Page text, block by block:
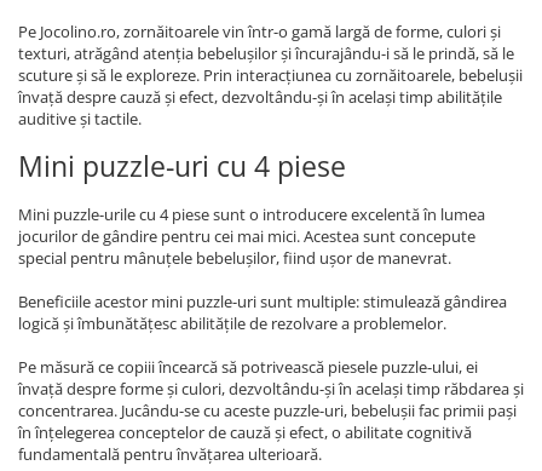
Pe Jocolino.ro, zornăitoarele vin într-o gamă largă de forme, culori și
texturi, atrăgând atenția bebelușilor și încurajându-i să le prindă, să le
scuture și să le exploreze. Prin interacțiunea cu zornăitoarele, bebelușii
învață despre cauză și efect, dezvoltându-și în același timp abilitățile
auditive și tactile.
Mini puzzle-uri cu 4 piese
Mini puzzle-urile cu 4 piese sunt o introducere excelentă în lumea
jocurilor de gândire pentru cei mai mici. Acestea sunt concepute
special pentru mânuțele bebelușilor, fiind ușor de manevrat.
Beneficiile acestor mini puzzle-uri sunt multiple: stimulează gândirea
logică și îmbunătățesc abilitățile de rezolvare a problemelor.
Pe măsură ce copiii încearcă să potrivească piesele puzzle-ului, ei
învață despre forme și culori, dezvoltându-și în același timp răbdarea și
concentrarea. Jucându-se cu aceste puzzle-uri, bebelușii fac primii pași
în înțelegerea conceptelor de cauză și efect, o abilitate cognitivă
fundamentală pentru învățarea ulterioară.